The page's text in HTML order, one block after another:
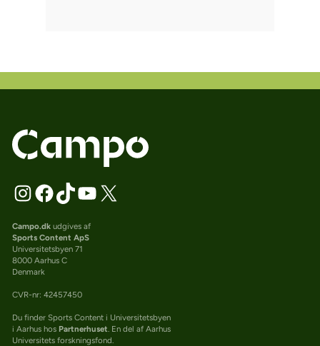
Campo.dkudgives af
Sports Content ApS
Universitetsbyen 71
8000 Aarhus C
Denmark
CVR-nr: 42457450
Du finder Sports Content i Universitetsbyen
i Aarhus hos Partnerhuset. En del af Aarhus
Universitets forskningsfond.